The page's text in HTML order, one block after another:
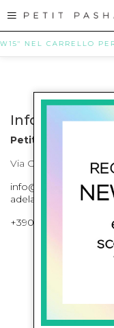
NEL CARRELLO PER
Info contatti
Petit Pasha
Via Cilea, 255 Napoli
+39081643421 ,